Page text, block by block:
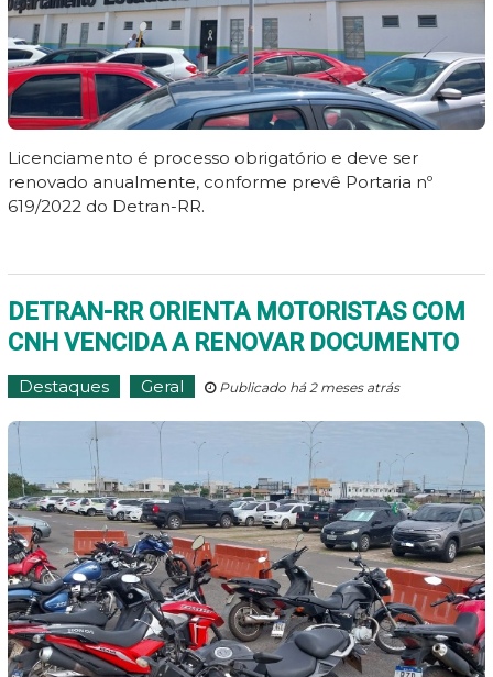
Licenciamento é processo obrigatório e deve ser
renovado anualmente, conforme prevê Portaria nº
619/2022 do Detran-RR.
DETRAN-RR ORIENTA MOTORISTAS COM
CNH VENCIDA A RENOVAR DOCUMENTO
Destaques Geral Publicado há 2 meses atrás